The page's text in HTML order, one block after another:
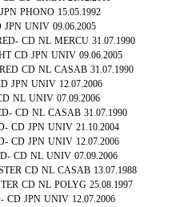
JPN PHONO 15.05.1992
JPN UNIV 09.06.2005
CD NL MERCU 31.07.1990
CD JPN UNIV 09.06.2005
CD NL CASAB 31.07.1990
JPN UNIV 12.07.2006
NL UNIV 07.09.2006
CD NL CASAB 31.07.1990
CD JPN UNIV 21.10.2004
CD JPN UNIV 12.07.2006
CD NL UNIV 07.09.2006
CD NL CASAB 13.07.1988
CD NL POLYG 25.08.1997
CD JPN UNIV 12.07.2006